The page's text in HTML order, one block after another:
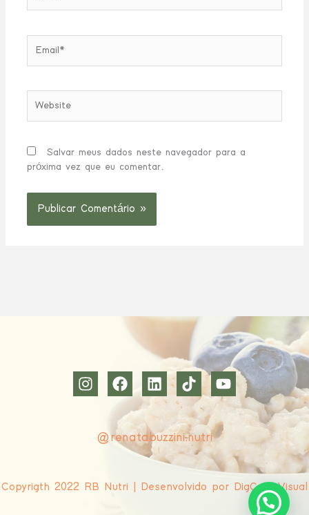
Salvar meus dados neste navegador para a
próxima vez que eu comentar.
@renatabuzzini.nutri
Copyrigth 2022 RB Nutri | Desenvolvido por DigCom Visual